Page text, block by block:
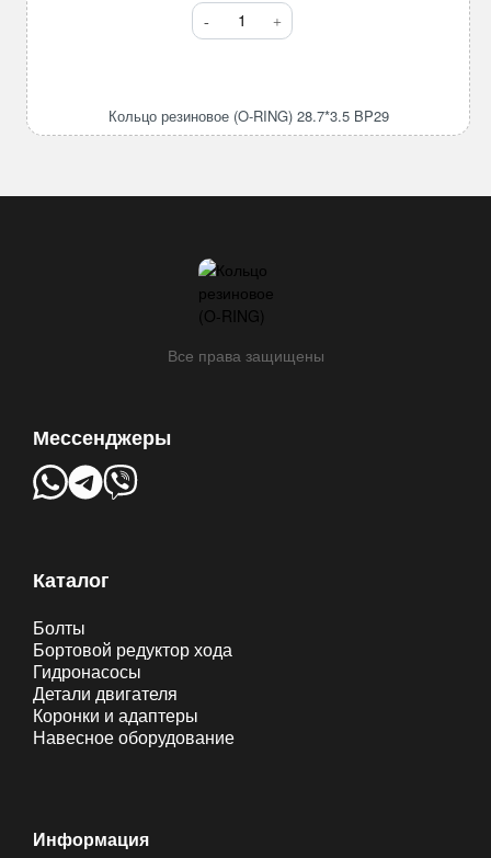
Количество
товара
RING)
Кольцо резиновое (O-RING) 28.7*3.5 BP29
Все права защищены
Мессенджеры
Каталог
Болты
Бортовой редуктор хода
Гидронасосы
Детали двигателя
Коронки и адаптеры
Навесное оборудование
Информация